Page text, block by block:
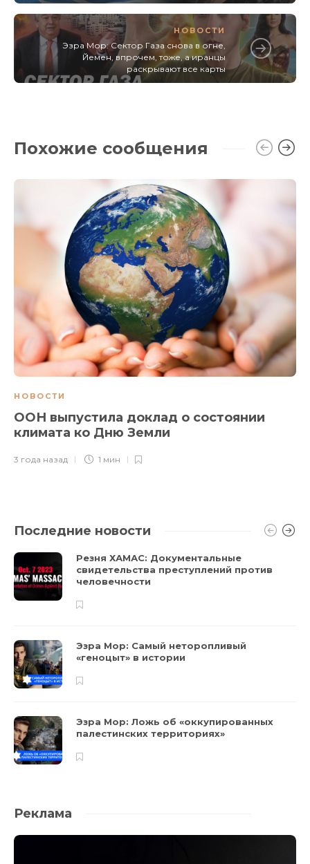
НОВОСТИ
Эзра Мор: Сектор Газа снова в огне,
Йемен, впрочем, тоже, а иранцы
раскрывают все карты
Похожие сообщения
НОВОСТИ
ООН выпустила доклад о состоянии
климата ко Дню Земли
3 года назад 1 мин
Последние новости
Резня ХАМАС: Документальные
свидетельства преступлений против
человечности
Эзра Мор: Самый неторопливый
«геноцыт» в истории
Эзра Мор: Ложь об «оккупированных
палестинских территориях»
Реклама